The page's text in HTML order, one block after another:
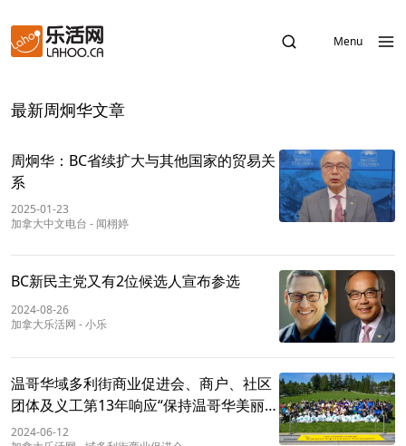
Menu
最新周炯华文章
周炯华：BC省续扩大与其他国家的贸易关
系
2025-01-23
加拿大中文电台 - 闻栩婷
BC新民主党又有2位候选人宣布参选
2024-08-26
加拿大乐活网 -小乐
温哥华域多利街商业促进会、商户、社区
团体及义工第13年响应“保持温哥华美丽”
计划
2024-06-12